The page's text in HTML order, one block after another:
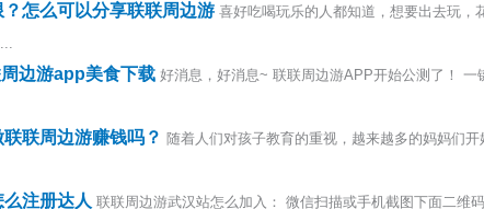
怎么可以分享联联周边游 喜好吃喝玩乐的人都知道，想要出去玩，
边游app美食下载 好消息，好消息~ 联联周边游APP开始公测了！
联周边游赚钱吗？ 随着人们对孩子教育的重视，越来越多的妈妈们
注册达人 联联周边游武汉站怎么加入： 微信扫描或手机截图下面二维